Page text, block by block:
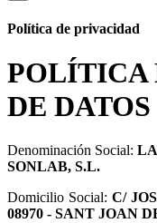
Política de privacidad
POLÍTICA
DE DATOS
Denominación Social:
SONLAB, S.L.
Domicilio Social: C/
08970 - SANT JOAN